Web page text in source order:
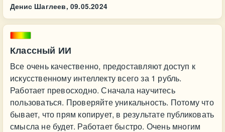
Денис Шаглеев, 09.05.2024
Классный ИИ
Все очень качественно, предоставляют доступ к
искусственному интеллекту всего за 1 рубль.
Работает превосходно. Сначала научитесь
пользоваться. Проверяйте уникальность. Потому что
бывает, что прям копирует, в результате публиковать
смысла не будет. Работает быстро. Очень многим